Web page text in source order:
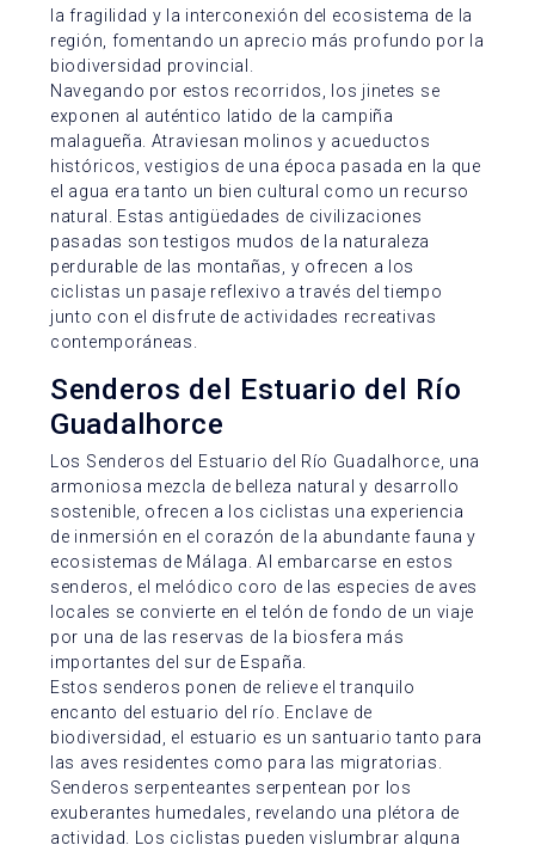
la fragilidad y la interconexión del ecosistema de la
región, fomentando un aprecio más profundo por la
biodiversidad provincial.
Navegando por estos recorridos, los jinetes se
exponen al auténtico latido de la campiña
malagueña. Atraviesan molinos y acueductos
históricos, vestigios de una época pasada en la que
el agua era tanto un bien cultural como un recurso
natural. Estas antigüedades de civilizaciones
pasadas son testigos mudos de la naturaleza
perdurable de las montañas, y ofrecen a los
ciclistas un pasaje reflexivo a través del tiempo
junto con el disfrute de actividades recreativas
contemporáneas.
Senderos del Estuario del Río
Guadalhorce
Los Senderos del Estuario del Río Guadalhorce, una
armoniosa mezcla de belleza natural y desarrollo
sostenible, ofrecen a los ciclistas una experiencia
de inmersión en el corazón de la abundante fauna y
ecosistemas de Málaga. Al embarcarse en estos
senderos, el melódico coro de las especies de aves
locales se convierte en el telón de fondo de un viaje
por una de las reservas de la biosfera más
importantes del sur de España.
Estos senderos ponen de relieve el tranquilo
encanto del estuario del río. Enclave de
biodiversidad, el estuario es un santuario tanto para
las aves residentes como para las migratorias.
Senderos serpenteantes serpentean por los
exuberantes humedales, revelando una plétora de
actividad. Los ciclistas pueden vislumbrar alguna